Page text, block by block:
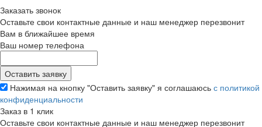
Заказать звонок
Оставьте свои контактные данные и наш менеджер перезвонит
Вам в ближайшее время
Ваш номер телефона
Нажимая на кнопку "Оставить заявку" я соглашаюсь с политикой
конфиденциальности
Заказ в 1 клик
Оставьте свои контактные данные и наш менеджер перезвонит